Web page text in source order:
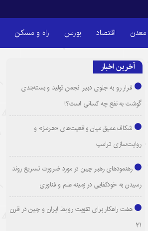
اقتصاد بورس راه و مسکن
آخرین اخبار
فرار رو به جلوی دبیر انجمن تولید و بسته‌بندی
گوشت به نفع چه کسانی است؟!
شکاف عمیق میان واقعیت‌های «هرمز» و
روایت‌سازی ترامپ
رهنمودهای رهبر چین در مورد ضرورت تسریع روند
رسیدن به خودکفایی در زمینه علم و فناوری
هفت راهکار برای تقویت روابط ایران و چین در قرن
۲۱